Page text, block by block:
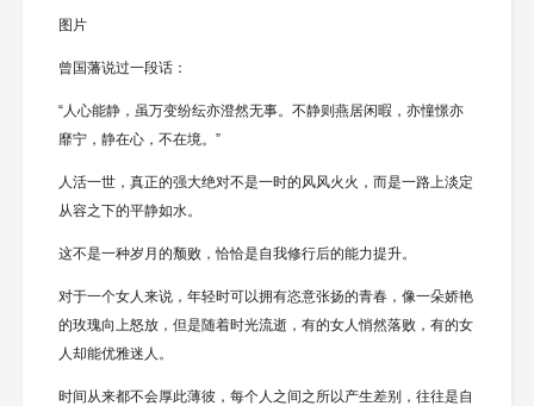
图片
曾国藩说过一段话：
“人心能静，虽万变纷纭亦澄然无事。不静则燕居闲暇，亦憧憬亦
靡宁，静在心，不在境。”
人活一世，真正的强大绝对不是一时的风风火火，而是一路上淡定
从容之下的平静如水。
这不是一种岁月的颓败，恰恰是自我修行后的能力提升。
对于一个女人来说，年轻时可以拥有恣意张扬的青春，像一朵娇艳
的玫瑰向上怒放，但是随着时光流逝，有的女人悄然落败，有的女
人却能优雅迷人。
时间从来都不会厚此薄彼，每个人之间之所以产生差别，往往是自